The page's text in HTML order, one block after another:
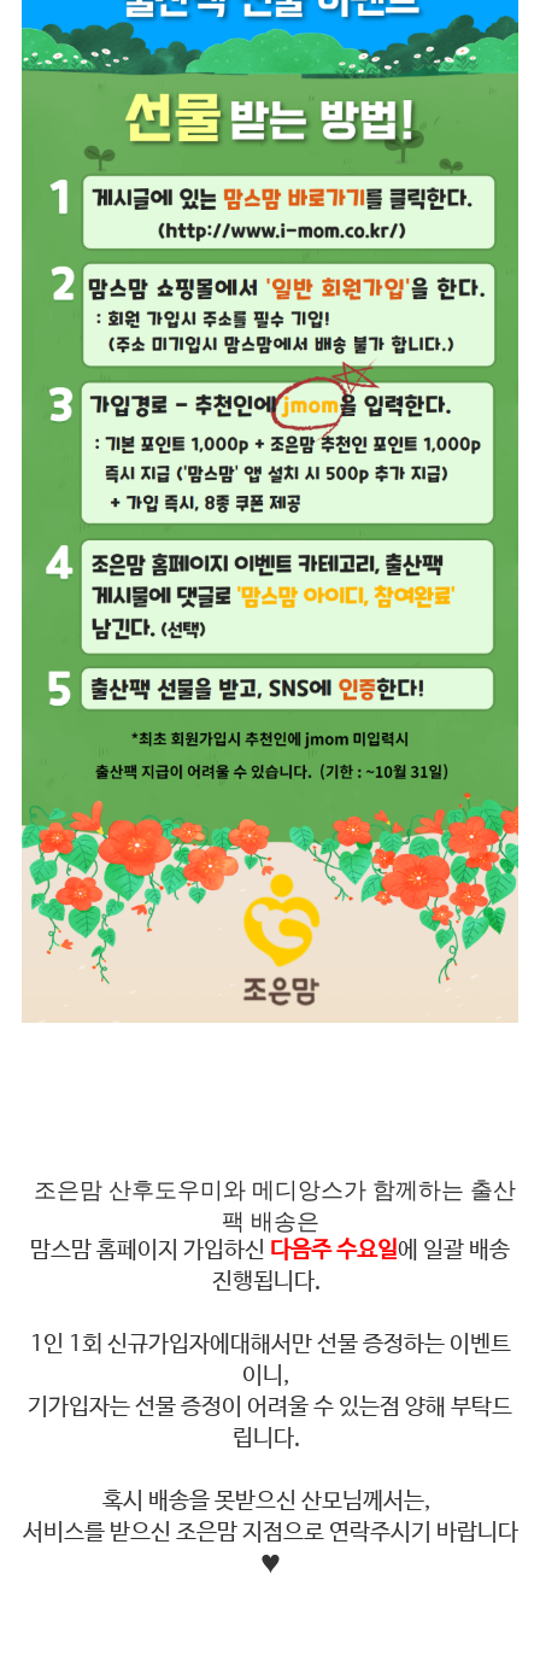
조은맘 산후도우미와 메디앙스가 함께하는 출산
팩 배송은
맘스맘 홈페이지 가입하신 다음주 수요일에 일괄 배송
진행됩니다.
1인 1회 신규가입자에대해서만 선물 증정하는 이벤트
이니,
기가입자는 선물 증정이 어려울 수 있는점 양해 부탁드
립니다.
혹시 배송을 못받으신 산모님께서는,
서비스를 받으신 조은맘 지점으로 연락주시기 바랍니다
♥